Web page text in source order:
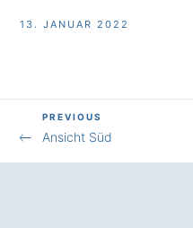
13. JANUAR 2022
Beitragsnavigation
Previous
Post
PREVIOUS
Ansicht Süd